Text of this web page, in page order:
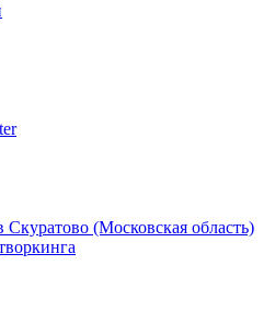
(Московская область)